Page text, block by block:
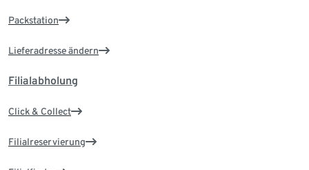
Packstation
Lieferadresse ändern
Filialabholung
Click & Collect
Filialreservierung